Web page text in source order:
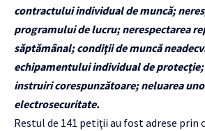
contractului individual de muncă;
programului de lucru; nerespectarea
săptămânal; condiţii de muncă
echipamentului individual de protecţie;
instruiri corespunzătoare; neluarea
electrosecuritate.
Restul de 141 petiţii au fost adrese prin